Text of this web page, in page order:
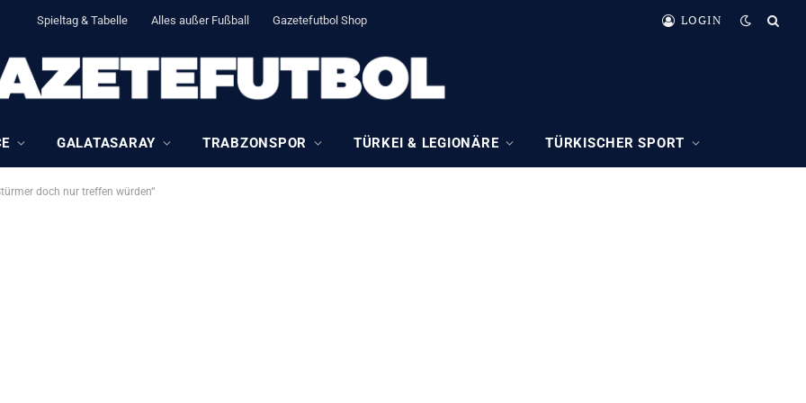
Spieltag & Tabelle Alles außer Fußball Gazetefutbol Shop LOGIN
GALATASARAY TRABZONSPOR TÜRKEI & LEGIONÄRE TÜRKISCHER SPORT
doch nur treffen würden“